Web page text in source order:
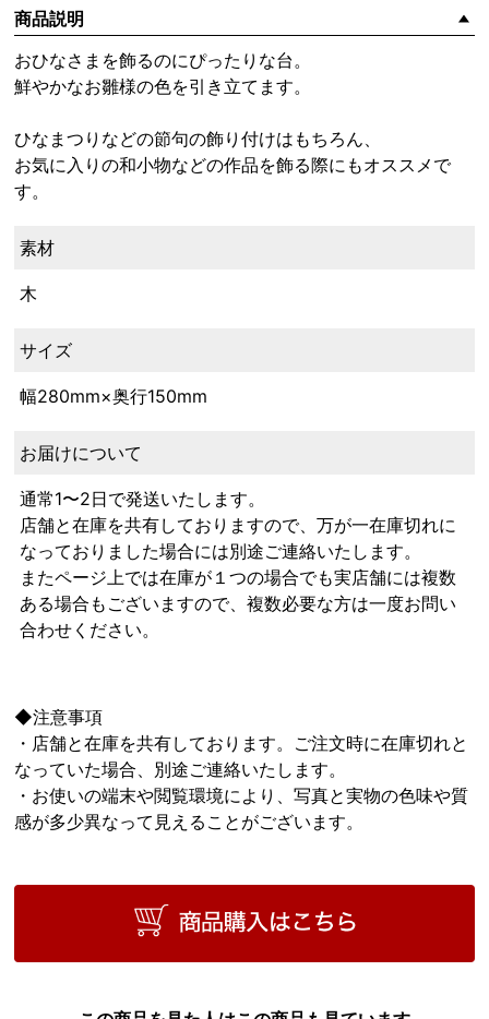
商品説明
おひなさまを飾るのにぴったりな台。
鮮やかなお雛様の色を引き立てます。
ひなまつりなどの節句の飾り付けはもちろん、
お気に入りの和小物などの作品を飾る際にもオススメで
す。
素材
木
サイズ
幅280mm×奥行150mm
お届けについて
通常1〜2日で発送いたします。
店舗と在庫を共有しておりますので、万が一在庫切れに
なっておりました場合には別途ご連絡いたします。
またページ上では在庫が１つの場合でも実店舗には複数
ある場合もございますので、複数必要な方は一度お問い
合わせください。
◆注意事項
・店舗と在庫を共有しております。ご注文時に在庫切れと
なっていた場合、別途ご連絡いたします。
・お使いの端末や閲覧環境により、写真と実物の色味や質
感が多少異なって見えることがございます。